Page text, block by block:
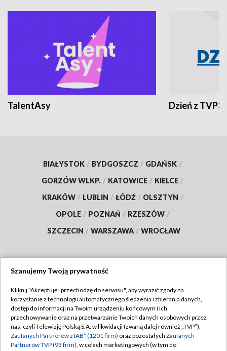
TalentAsy Dzień z TVP3
BIAŁYSTOK / BYDGOSZCZ / GDAŃSK /
GORZÓW WLKP. / KATOWICE / KIELCE /
KRAKÓW / LUBLIN / ŁÓDŹ / OLSZTYN /
OPOLE / POZNAŃ / RZESZÓW /
SZCZECIN / WARSZAWA / WROCŁAW
TVP
Abonament TVP
Emisja w TVP
Regulamin TVP
Polityka prywatności
Szanujemy Twoją prywatność
Kliknij "Akceptuję i przechodzę do serwisu", aby wyrazić zgody na
korzystanie z technologii automatycznego śledzenia i zbierania danych,
dostęp do informacji na Twoim urządzeniu końcowym i ich
przechowywanie oraz na przetwarzanie Twoich danych osobowych przez
nas, czyli Telewizję Polską S.A. w likwidacji (zwaną dalej również „TVP”),
Zaufanych Partnerów z IAB* (1201 firm) oraz pozostałych Zaufanych
Partnerów TVP (93 firm), w celach marketingowych (w tym do